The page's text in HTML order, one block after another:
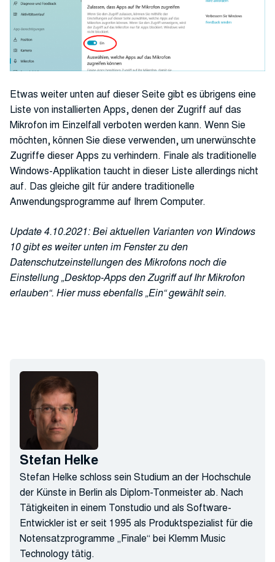
Etwas weiter unten auf dieser Seite gibt es übrigens eine
Liste von installierten Apps, denen der Zugriff auf das
Mikrofon im Einzelfall verboten werden kann. Wenn Sie
möchten, können Sie diese verwenden, um unerwünschte
Zugriffe dieser Apps zu verhindern. Finale als traditionelle
Windows-Applikation taucht in dieser Liste allerdings nicht
auf. Das gleiche gilt für andere traditionelle
Anwendungsprogramme auf Ihrem Computer.
Update 4.10.2021: Bei aktuellen Varianten von Windows
10 gibt es weiter unten im Fenster zu den
Datenschutzeinstellungen des Mikrofons noch die
Einstellung „Desktop-Apps den Zugriff auf Ihr Mikrofon
erlauben“. Hier muss ebenfalls „Ein“ gewählt sein.
Stefan Helke
Stefan Helke schloss sein Studium an der Hochschule
der Künste in Berlin als Diplom-Tonmeister ab. Nach
Tätigkeiten in einem Tonstudio und als Software-
Entwickler ist er seit 1995 als Produktspezialist für die
Notensatzprogramme „Finale“ bei Klemm Music
Technology tätig.